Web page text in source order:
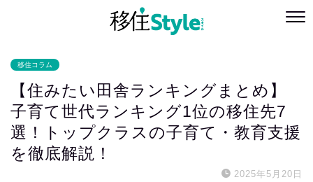
移住コラム
【住みたい田舎ランキングまとめ】
子育て世代ランキング1位の移住先7
選！トップクラスの子育て・教育支援
を徹底解説！
2025年5月20日